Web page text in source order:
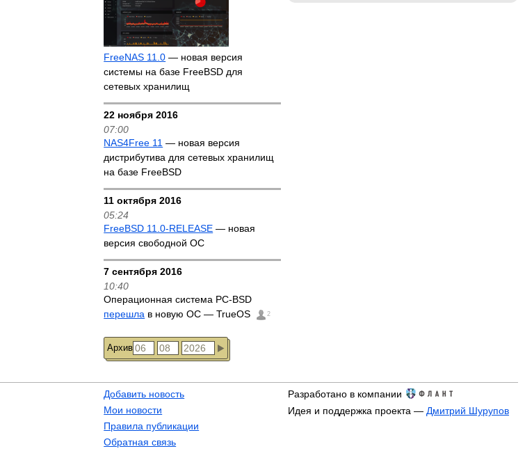
FreeNAS 11.0 — новая версия
системы на базе FreeBSD для
сетевых хранилищ
22 ноября 2016
07:00
NAS4Free 11 — новая версия
дистрибутива для сетевых хранилищ
на базе FreeBSD
11 октября 2016
05:24
FreeBSD 11.0-RELEASE — новая
версия свободной ОС
7 сентября 2016
10:40
Операционная система PC-BSD
перешла в новую ОС — TrueOS 2
Архив
Добавить новость
Мои новости
Правила публикации
Обратная связь
Разработано в компании
Идея и поддержка проекта — Дмитрий Шурупов